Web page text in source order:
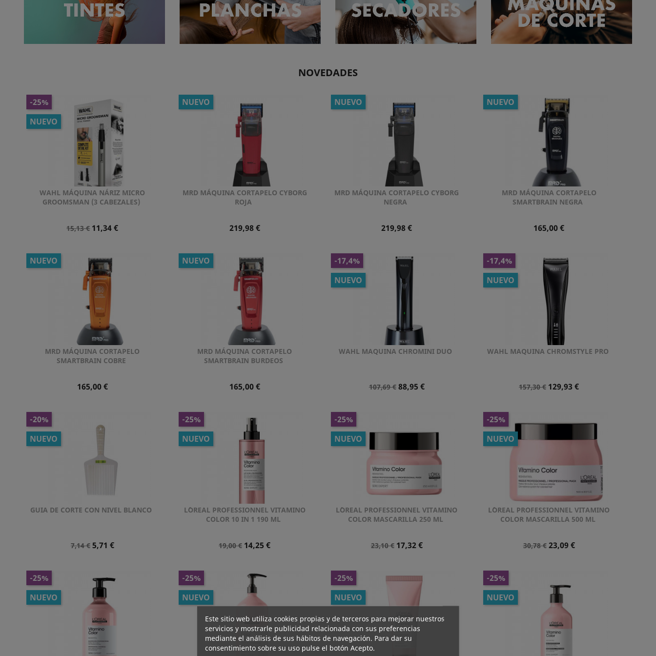
NOVEDADES
WAHL MÁQUINA NÁRIZ MICRO
GROOMSMAN (3 CABEZALES)
Precio
15,13 € Precio
11,34 €
-25%
NUEVO
Vista rápida
MRD MÁQUINA CORTAPELO CYBORG
ROJA
Precio
219,98 €
NUEVO
Vista rápida
MRD MÁQUINA CORTAPELO CYBORG
NEGRA
Precio
219,98 €
NUEVO
Vista rápida
MRD MÁQUINA CORTAPELO
SMARTBRAIN NEGRA
Precio
165,00 €
NUEVO
Vista rápida
MRD MÁQUINA CORTAPELO
SMARTBRAIN COBRE
Precio
165,00 €
NUEVO
Vista rápida
MRD MÁQUINA CORTAPELO
SMARTBRAIN BURDEOS
Precio
165,00 €
NUEVO
Vista rápida WAHL MAQUINA CHROMINI DUO
Precio
107,69 € Precio
88,95 €
-17,4%
NUEVO
Vista rápida WAHL MAQUINA CHROMSTYLE PRO
Precio
157,30 € Precio
129,93 €
-17,4%
NUEVO
Vista rápida
GUIA DE CORTE CON NIVEL BLANCO
Precio
7,14 € Precio
5,71 €
-20%
NUEVO
Vista rápida
L´OREAL PROFESSIONNEL VITAMINO
COLOR 10 IN 1 190 ML
Precio
19,00 € Precio
14,25 €
-25%
NUEVO
Vista rápida
L´OREAL PROFESSIONNEL VITAMINO
COLOR MASCARILLA 250 ML
Precio
23,10 € Precio
17,32 €
-25%
NUEVO
Vista rápida
L´OREAL PROFESSIONNEL VITAMINO
COLOR MASCARILLA 500 ML
Precio
30,78 € Precio
23,09 €
-25%
NUEVO
Vista rápida
-25%
NUEVO
-25%
NUEVO
-25%
NUEVO
-25%
NUEVO
Este sitio web utiliza cookies propias y de terceros para mejorar nuestros
servicios y mostrarle publicidad relacionada con sus preferencias
mediante el análisis de sus hábitos de navegación. Para dar su
consentimiento sobre su uso pulse el botón Acepto.